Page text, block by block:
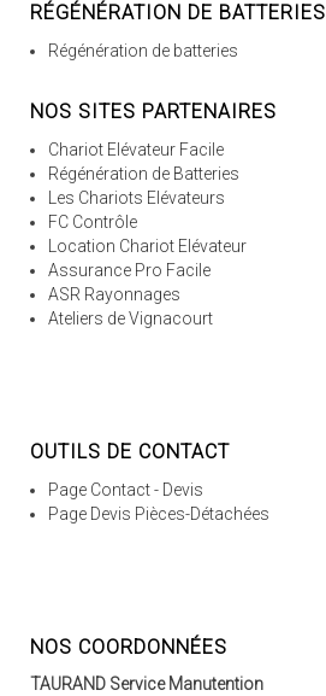
RÉGÉNÉRATION DE BATTERIES
Régénération de batteries
NOS SITES PARTENAIRES
Chariot Elévateur Facile
Régénération de Batteries
Les Chariots Elévateurs
FC Contrôle
Location Chariot Elévateur
Assurance Pro Facile
ASR Rayonnages
Ateliers de Vignacourt
OUTILS DE CONTACT
Page Contact - Devis
Page Devis Pièces-Détachées
NOS COORDONNÉES
TAURAND Service Manutention